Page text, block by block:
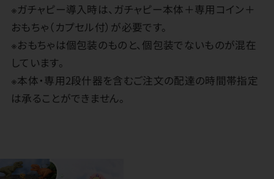
※ガチャピー導入時は、ガチャピー本体＋専用コイン＋
おもちゃ（カプセル付）が必要です。
※おもちゃは個包装のものと、個包装でないものが混在
しています。
※本体・専用2段什器を含むご注文の配達の時間帯指定
は承ることができません。